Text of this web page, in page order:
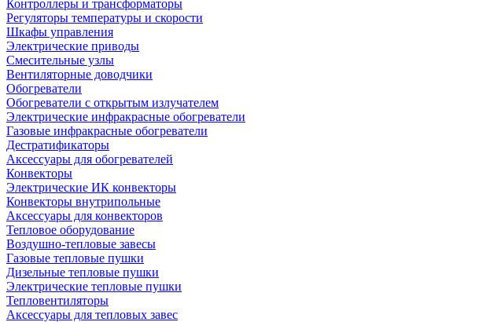
Контроллеры и трансформаторы
Регуляторы температуры и скорости
Шкафы управления
Электрические приводы
Смесительные узлы
Вентиляторные доводчики
Обогреватели
Обогреватели с открытым излучателем
Электрические инфракрасные обогреватели
Газовые инфракрасные обогреватели
Дестратификаторы
Аксессуары для обогревателей
Конвекторы
Электрические ИК конвекторы
Конвекторы внутрипольные
Аксессуары для конвекторов
Тепловое оборудование
Воздушно-тепловые завесы
Газовые тепловые пушки
Дизельные тепловые пушки
Электрические тепловые пушки
Тепловентиляторы
Аксессуары для тепловых завес